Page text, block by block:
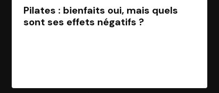
Pilates : bienfaits oui, mais quels
sont ses effets négatifs ?